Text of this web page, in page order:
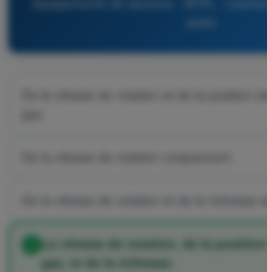
La vitesse de rotation, de la
gaz, et de la richesse.